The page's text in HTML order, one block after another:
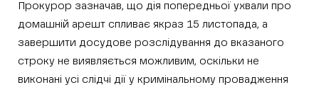
Прокурор зазначав, що дія попередньої ухвали про
домашній арешт спливає якраз 15 листопада, а
завершити досудове розслідування до вказаного
строку не виявляється можливим, оскільки не
виконані усі слідчі дії у кримінальному провадження